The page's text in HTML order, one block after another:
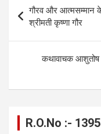
o
k
er
p
navigation
गौरव और आत्मसम्मान के
श्रीमती कृष्णा गौर
कथावाचक आशुतोष
R.O.No :-